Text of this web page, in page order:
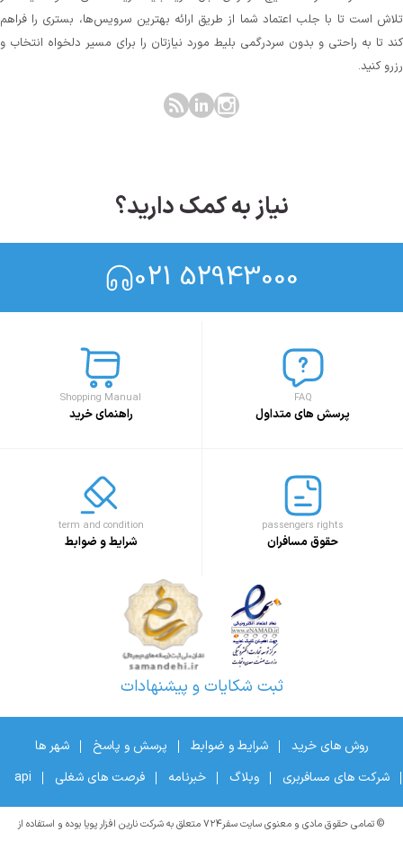
تلاش است تا با جلب اعتماد شما از طریق ارائه بهترین سرویس‌ها، بستری را فراهم
کند تا به راحتی و بدون سردرگمی بلیط مورد نیازتان را برای مسیر دلخواه انتخاب و
رزرو کنید.
نیاز به کمک دارید؟
021 52943000
FAQ
پرسش های متداول
Shopping Manual
راهنمای خرید
passengers rights
حقوق مسافران
term and condition
شرایط و ضوابط
ثبت شکایات و پیشنهادات
روش های خرید شرایط و ضوابط پرسش و پاسخ
شهر ها
شرکت های مسافربری
وبلاگ خبرنامه فرصت های شغلی api
© تمامی حقوق مادی و معنوی سایت سفر۷۲۴ متعلق به شرکت نارین افزار پویا بوده و استفاده از